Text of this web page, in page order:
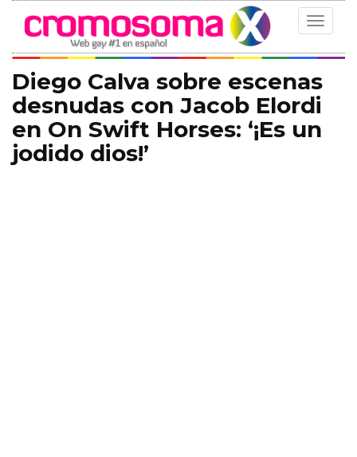
Toggle
Diego Calva sobre escenas
desnudas con Jacob Elordi
en On Swift Horses: ‘¡Es un
jodido dios!’